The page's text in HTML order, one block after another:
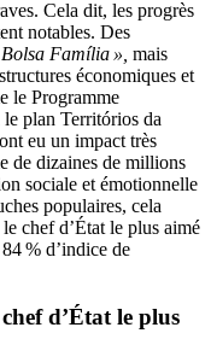
Cela dit, les progrès
notables. Des
Família », mais
économiques et
le Programme
plan Territórios da
eu un impact très
de dizaines de millions
sociale et émotionnelle
populaires, cela
chef d’État le plus aimé
% d’indice de
d’État le plus